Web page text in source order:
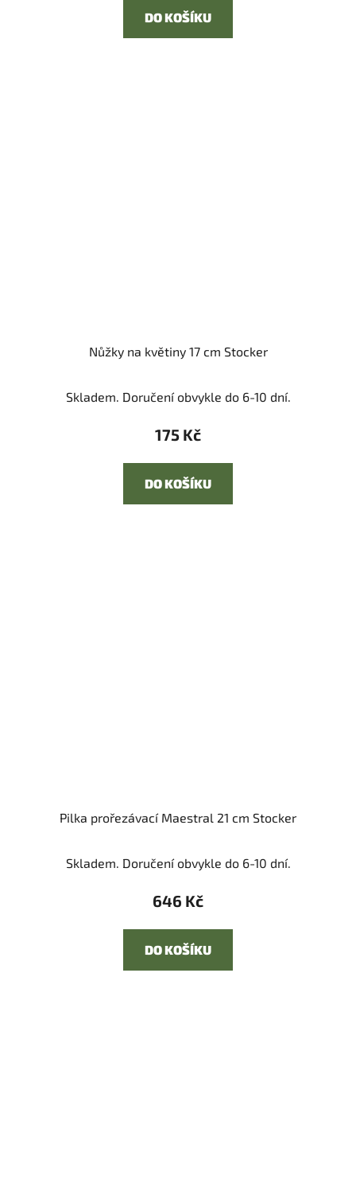
DO KOŠÍKU
Nůžky na květiny 17 cm Stocker
Skladem. Doručení obvykle do 6-10 dní.
175 Kč
DO KOŠÍKU
Pilka prořezávací Maestral 21 cm Stocker
Skladem. Doručení obvykle do 6-10 dní.
646 Kč
DO KOŠÍKU